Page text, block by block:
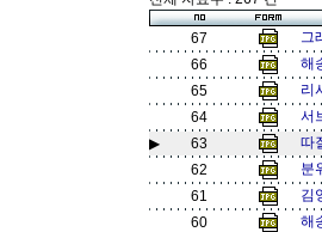
67 그
66
해
65
리
64
서
▶
63 따
62
분
61
김
60
해